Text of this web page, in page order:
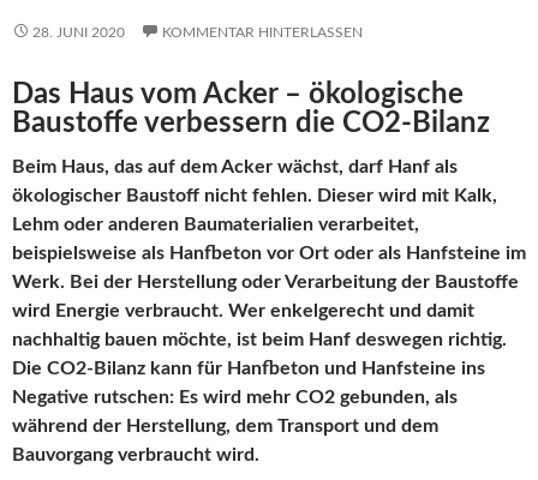
28. JUNI 2020 KOMMENTAR HINTERLASSEN
Das Haus vom Acker – ökologische
Baustoffe verbessern die CO2-Bilanz
Beim Haus, das auf dem Acker wächst, darf Hanf als
ökologischer Baustoff nicht fehlen. Dieser wird mit Kalk,
Lehm oder anderen Baumaterialien verarbeitet,
beispielsweise als Hanfbeton vor Ort oder als Hanfsteine im
Werk. Bei der Herstellung oder Verarbeitung der Baustoffe
wird Energie verbraucht. Wer enkelgerecht und damit
nachhaltig bauen möchte, ist beim Hanf deswegen richtig.
Die CO2-Bilanz kann für Hanfbeton und Hanfsteine ins
Negative rutschen: Es wird mehr CO2 gebunden, als
während der Herstellung, dem Transport und dem
Bauvorgang verbraucht wird.